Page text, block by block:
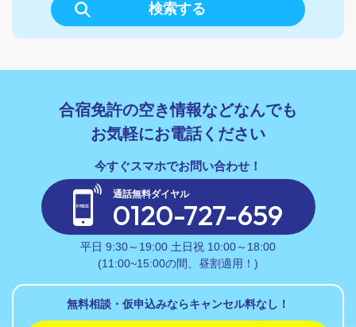
合宿免許の空き情報などなんでも
お気軽にお電話ください
通話無料ダイヤル
0120-727-659
平日 9:30～19:00 土日祝 10:00～18:00
(11:00~15:00の間、昼割適用！)
無料相談・仮申込みならキャンセル料なし！
検索する